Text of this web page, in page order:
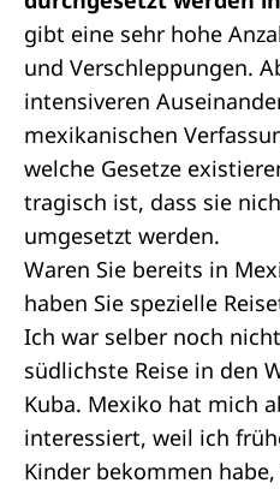
gibt eine sehr hohe
und Verschleppungen.
intensiveren
mexikanischen
welche Gesetze
tragisch ist, dass sie
umgesetzt werden.
Waren Sie bereits in
haben Sie spezielle
Ich war selber noch
südlichste Reise in den
Kuba. Mexiko hat mich
interessiert, weil ich
Kinder bekommen